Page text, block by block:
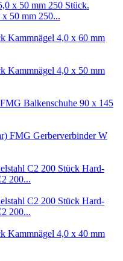
50 mm 250...
Kammnägel 4,0 x 60 mm
Kammnägel 4,0 x 50 mm
FMG Balkenschuhe 90 x 145
FMG Gerberverbinder W
Hard-
200...
Hard-
200...
Kammnägel 4,0 x 40 mm